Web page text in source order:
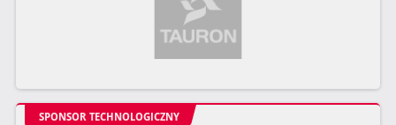
SPONSOR TECHNOLOGICZNY